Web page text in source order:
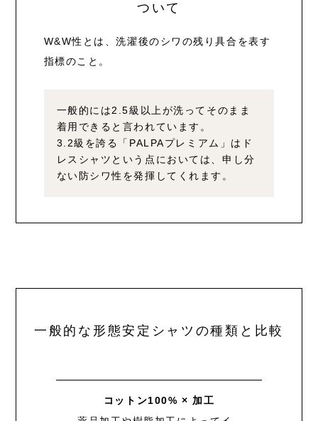
ついて
W&W性とは、洗濯後のシワの残り具合を表す
指標のこと。
一般的には2.5級以上が洗ってそのまま
着用できると言われています。
3.2級を誇る「PALPAプレミアム」はド
レスシャツという点においては、 申し分
ない防シワ性を発揮してくれます。
一般的な形態安定シャツの種類と比較
コットン100% × 加工